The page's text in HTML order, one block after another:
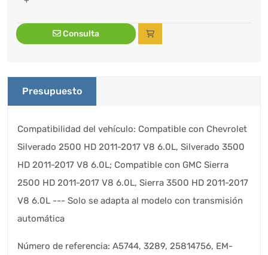
Consulta
Presupuesto
Compatibilidad del vehículo: Compatible con Chevrolet
Silverado 2500 HD 2011-2017 V8 6.0L, Silverado 3500
HD 2011-2017 V8 6.0L; Compatible con GMC Sierra
2500 HD 2011-2017 V8 6.0L, Sierra 3500 HD 2011-2017
V8 6.0L --- Solo se adapta al modelo con transmisión
automática
Número de referencia: A5744, 3289, 25814756, EM-